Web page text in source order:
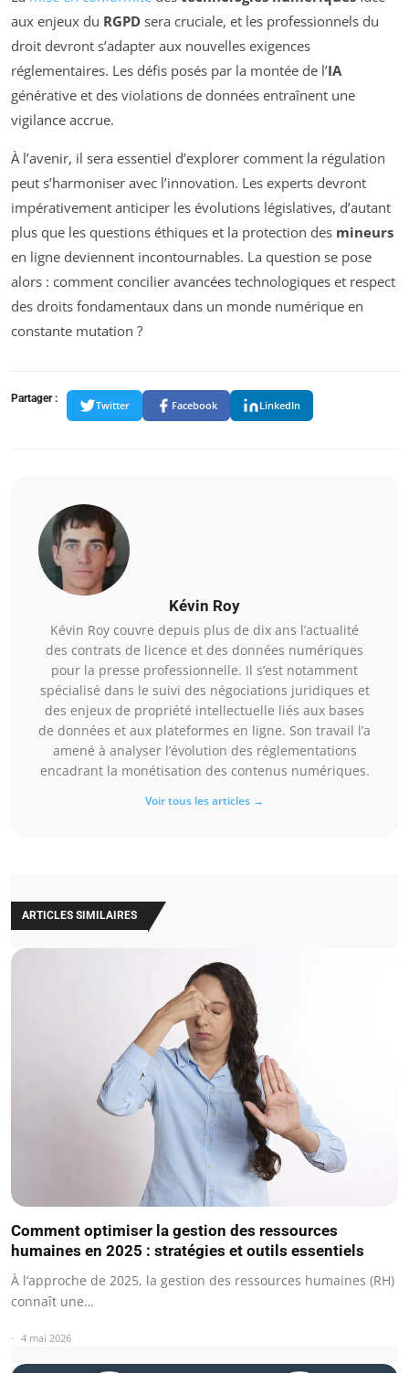
aux enjeux du RGPD sera cruciale, et les professionnels du
droit devront s’adapter aux nouvelles exigences
réglementaires. Les défis posés par la montée de l’IA
générative et des violations de données entraînent une
vigilance accrue.
À l’avenir, il sera essentiel d’explorer comment la régulation
peut s’harmoniser avec l’innovation. Les experts devront
impérativement anticiper les évolutions législatives, d’autant
plus que les questions éthiques et la protection des mineurs
en ligne deviennent incontournables. La question se pose
alors : comment concilier avancées technologiques et respect
des droits fondamentaux dans un monde numérique en
constante mutation ?
Partager :
Twitter Facebook LinkedIn
Kévin Roy
Kévin Roy couvre depuis plus de dix ans l’actualité
des contrats de licence et des données numériques
pour la presse professionnelle. Il s’est notamment
spécialisé dans le suivi des négociations juridiques et
des enjeux de propriété intellectuelle liés aux bases
de données et aux plateformes en ligne. Son travail l’a
amené à analyser l’évolution des réglementations
encadrant la monétisation des contenus numériques.
Voir tous les articles →
ARTICLES SIMILAIRES
Comment optimiser la gestion des ressources
humaines en 2025 : stratégies et outils essentiels
À l’approche de 2025, la gestion des ressources humaines (RH)
connaît une…
4 mai 2026